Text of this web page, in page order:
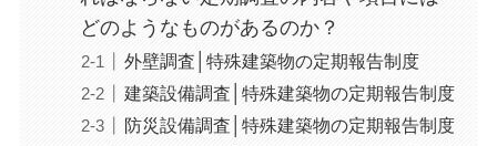
どのようなものがあるのか？
外壁調査│特殊建築物の定期報告制度
建築設備調査│特殊建築物の定期報告制度
防災設備調査│特殊建築物の定期報告制度